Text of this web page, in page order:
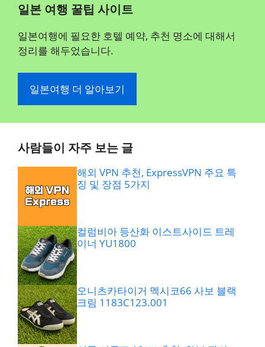
일본 여행 꿀팁 사이트
일본여행에 필요한 호텔 예약, 추천 명소에 대해서
정리를 해두었습니다.
일본여행 더 알아보기
사람들이 자주 보는 글
해외 VPN 추천, ExpressVPN 주요 특
징 및 장점 5가지
컬럼비아 등산화 이스트사이드 트레
이너 YU1800
오니츠카타이거 멕시코66 사보 블랙
크림 1183C123.001